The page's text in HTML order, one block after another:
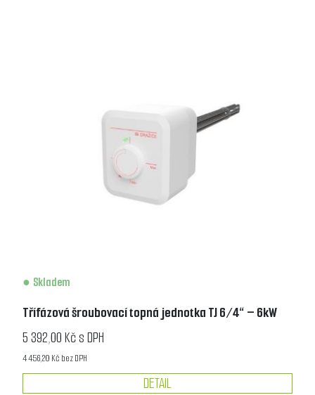
Skladem
Třífázová šroubovací topná jednotka TJ 6/4“ – 6kW
5 392,00 Kč s DPH
4 456,20 Kč bez DPH
DETAIL